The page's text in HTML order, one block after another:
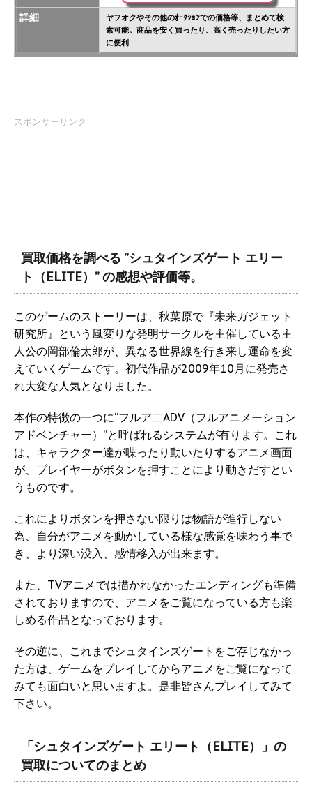
詳細
ヤフオクやその他のｵｰｸｼｮﾝでの価格等、まとめて検
索可能。商品を安く買ったり、高く売ったりしたい方
に便利
スポンサーリンク
買取価格を調べる ”シュタインズゲート エリー
ト（ELITE）” の感想や評価等。
このゲームのストーリーは、秋葉原で『未来ガジェット
研究所』という風変りな発明サークルを主催している主
人公の岡部倫太郎が、異なる世界線を行き来し運命を変
えていくゲームです。初代作品が2009年10月に発売さ
れ大変な人気となりました。
本作の特徴の一つに“フルア二ADV（フルアニメーション
アドベンチャー）”と呼ばれるシステムが有ります。これ
は、キャラクター達が喋ったり動いたりするアニメ画面
が、プレイヤーがボタンを押すことにより動きだすとい
うものです。
これによりボタンを押さない限りは物語が進行しない
為、自分がアニメを動かしている様な感覚を味わう事で
き、より深い没入、感情移入が出来ます。
また、TVアニメでは描かれなかったエンディングも準備
されておりますので、アニメをご覧になっている方も楽
しめる作品となっております。
その逆に、これまでシュタインズゲートをご存じなかっ
た方は、ゲームをプレイしてからアニメをご覧になって
みても面白いと思いますよ。是非皆さんプレイしてみて
下さい。
「シュタインズゲート エリート（ELITE）」の
買取についてのまとめ